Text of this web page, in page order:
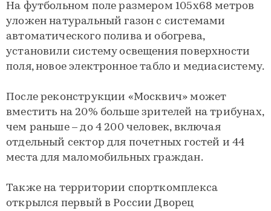
На футбольном поле размером 105х68 метров
уложен натуральный газон с системами
автоматического полива и обогрева,
установили систему освещения поверхности
поля, новое электронное табло и медиасистему.
После реконструкции «Москвич» может
вместить на 20% больше зрителей на трибунах,
чем раньше – до 4 200 человек, включая
отдельный сектор для почетных гостей и 44
места для маломобильных граждан.
Также на территории спорткомплекса
открылся первый в России Дворец